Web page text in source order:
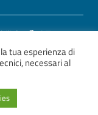
| Tema
per siti PA di
tua esperienza di
necessari al